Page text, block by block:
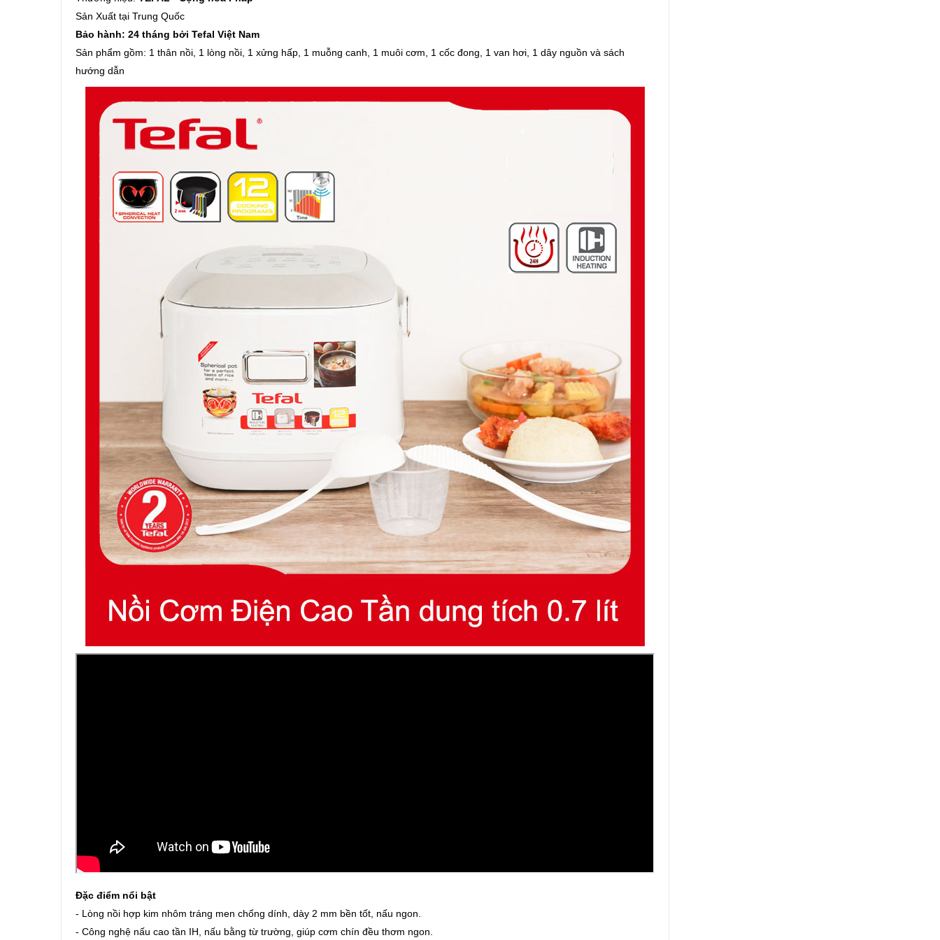
Sản Xuất tại Trung Quốc
Bảo hành: 24 tháng bởi Tefal Việt Nam
Sản phẩm gồm: 1 thân nồi, 1 lòng nồi, 1 xửng hấp, 1 muỗng canh, 1 muôi cơm, 1 cốc đong, 1 van hơi, 1 dây nguồn và sách
hướng dẫn
Đặc điểm nổi bật
- Lòng nồi hợp kim nhôm tráng men chống dính, dày 2 mm bền tốt, nấu ngon.
- Công nghệ nấu cao tần IH, nấu bằng từ trường, giúp cơm chín đều thơm ngon.